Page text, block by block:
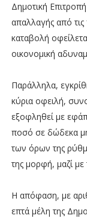
Δημοτική
απαλλαγής από
καταβολή
οικονομική
Παράλληλα,
κύρια οφειλή,
εξοφληθεί με
ποσό σε δώδεκα
των όρων της
της μορφή, μαζί με
Η απόφαση, με
επτά μέλη της